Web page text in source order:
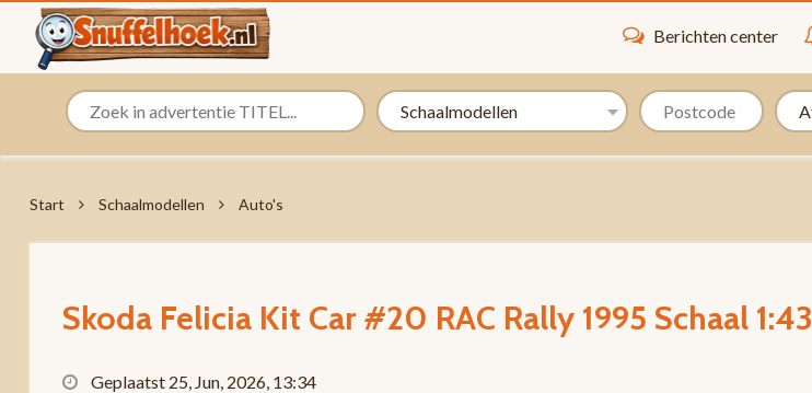
Berichten center
Start Schaalmodellen Auto's
Skoda Felicia Kit Car #20 RAC Rally 1995 Schaal 1:43
Geplaatst 25, Jun, 2026, 13:34